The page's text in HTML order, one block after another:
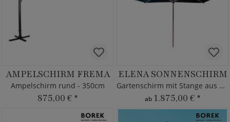
AMPELSCHIRM FREMA
Ampelschirm rund - 350cm
875,00 € *
ELENA SONNENSCHIRM
Gartenschirm mit Stange aus Teakholz
ab 1.875,00 € *